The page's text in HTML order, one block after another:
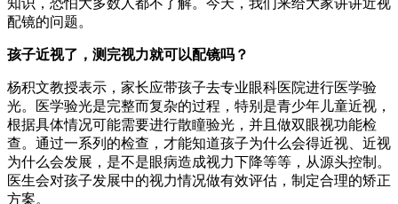
知识，恐怕大多数人都不了解。今天，我们来给大家讲讲近视
配镜的问题。
孩子近视了，测完视力就可以配镜吗？
杨积文教授表示，家长应带孩子去专业眼科医院进行医学验
光。医学验光是完整而复杂的过程，特别是青少年儿童近视，
根据具体情况可能需要进行散瞳验光，并且做双眼视功能检
查。通过一系列的检查，才能知道孩子为什么会得近视、近视
为什么会发展，是不是眼病造成视力下降等等，从源头控制。
医生会对孩子发展中的视力情况做有效评估，制定合理的矫正
方案。